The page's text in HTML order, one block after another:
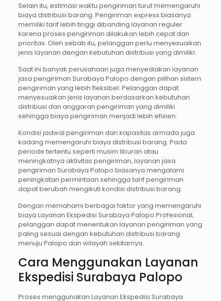
Selain itu, estimasi waktu pengiriman turut memengaruhi
biaya distribusi barang. Pengiriman express biasanya
memiliki tarif lebih tinggi dibanding layanan reguler
karena proses pengiriman dilakukan lebih cepat dan
prioritas. Oleh sebab itu, pelanggan perlu menyesuaikan
jenis layanan dengan kebutuhan distribusi yang dimiliki.
Saat ini banyak perusahaan juga menyediakan layanan
jasa pengiriman Surabaya Palopo dengan pilihan sistem
pengiriman yang lebih fleksibel. Pelanggan dapat
menyesuaikan jenis layanan berdasarkan kebutuhan
distribusi dan anggaran pengiriman yang dimiliki
sehingga biaya pengiriman menjadi lebih efisien.
Kondisi jadwal pengiriman dan kapasitas armada juga
kadang memengaruhi biaya distribusi barang. Pada
periode tertentu seperti musim liburan atau
meningkatnya aktivitas pengiriman, layanan jasa
pengiriman Surabaya Palopo biasanya mengalami
peningkatan permintaan sehingga tarif pengiriman
dapat berubah mengikuti kondisi distribusi barang.
Dengan memahami berbagai faktor yang memengaruhi
biaya Layanan Ekspedisi Surabaya Palopo Profesional,
pelanggan dapat menentukan layanan pengiriman yang
paling sesuai dengan kebutuhan distribusi barang
menuju Palopo dan wilayah sekitarnya.
Cara Menggunakan Layanan
Ekspedisi Surabaya Palopo
Proses menggunakan Layanan Ekspedisi Surabaya